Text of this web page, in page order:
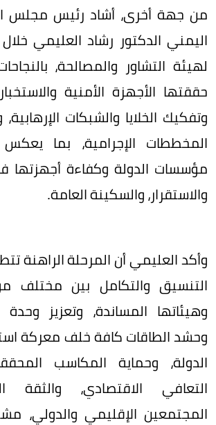
من جهة أخرى، أشاد رئيس مجلس
اليمني الدكتور رشاد العليمي
لهيئة التشاور والمصالحة،
حققتها الأجهزة الأمنية
وتفكيك الخلايا والشبكات
المخططات الإجرامية، بما
مؤسسات الدولة وكفاءة أجهزتها
والاستقرار، والسكينة العامة.
وأكد العليمي أن المرحلة الراهنة
التنسيق والتكامل بين مختلف
وهيئاتها المساندة، وتعزيز وحدة
وحشد الطاقات كافة خلف معركة
الدولة، وحماية المكاسب
التعافي الاقتصادي، والثقة
المجتمعين الإقليمي والدولي،